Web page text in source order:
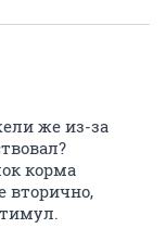
же из-за
корма
вторично,